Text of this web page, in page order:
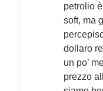
petrolio
soft, ma
dollaro
un po’
prezzo